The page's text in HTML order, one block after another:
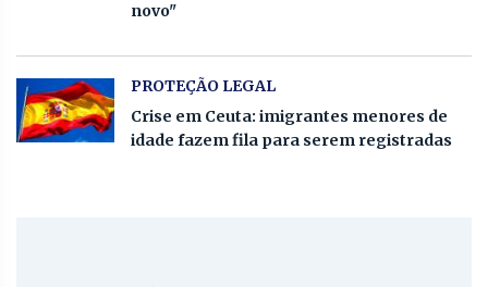
novo"
PROTEÇÃO LEGAL
Crise em Ceuta: imigrantes menores de
idade fazem fila para serem registradas